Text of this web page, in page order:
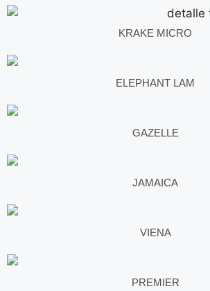
KRAKE MICRO
ELEPHANT LAM
GAZELLE
JAMAICA
VIENA
PREMIER